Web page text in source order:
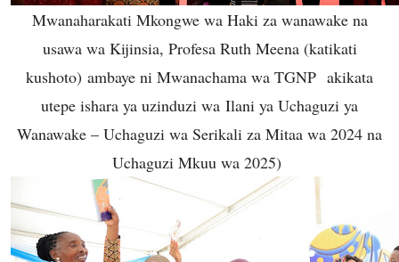
Mwanaharakati Mkongwe wa Haki za wanawake na
usawa wa Kijinsia, Profesa Ruth Meena (katikati
kushoto) ambaye ni Mwanachama wa TGNP akikata
utepe ishara ya uzinduzi wa Ilani ya Uchaguzi ya
Wanawake – Uchaguzi wa Serikali za Mitaa wa 2024 na
Uchaguzi Mkuu wa 2025)